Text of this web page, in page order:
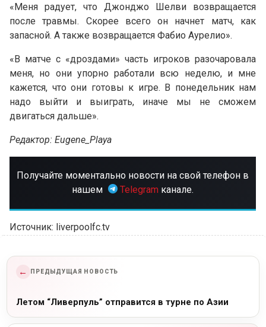
«Меня радует, что Джонджо Шелви возвращается
после травмы. Скорее всего он начнет матч, как
запасной. А также возвращается Фабио Аурелио».
«В матче с «дроздами» часть игроков разочаровала
меня, но они упорно работали всю неделю, и мне
кажется, что они готовы к игре. В понедельник нам
надо выйти и выиграть, иначе мы не сможем
двигаться дальше».
Редактор: Eugene_Playa
Получайте моментально новости на свой телефон в
нашем
Telegram канале.
Источник: liverpoolfc.tv
← ПРЕДЫДУЩАЯ НОВОСТЬ
Летом “Ливерпуль” отправится в турне по Азии